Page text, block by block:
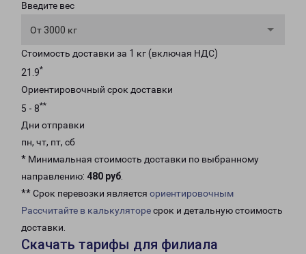
Введите вес
От 3000 кг
Стоимость доставки за 1 кг (включая НДС)
21.9*
Ориентировочный срок доставки
5 - 8**
Дни отправки
пн, чт, пт, сб
* Минимальная стоимость доставки по выбранному
направлению: 480 руб.
** Срок перевозки является ориентировочным
Рассчитайте в калькуляторесрок и детальную стоимость
доставки.
Скачать тарифы для филиала